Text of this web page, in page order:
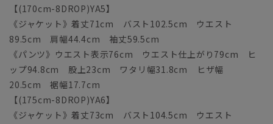
【(170cm-8DROP)YA5】
《ジャケット》着丈71cm バスト102.5cm ウエスト
89.5cm 肩幅44.4cm 袖丈59.5cm
《パンツ》ウエスト表示76cm ウエスト仕上がり79cm ヒ
ップ94.8cm 股上23cm ワタリ幅31.8cm ヒザ幅
20.5cm 裾幅17.7cm
【(175cm-8DROP)YA6】
《ジャケット》着丈73cm バスト104.5cm ウエスト